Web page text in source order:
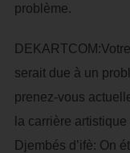
problème.
serait due à un
prenez-vous
la carrière
Djembés d’ifè: On